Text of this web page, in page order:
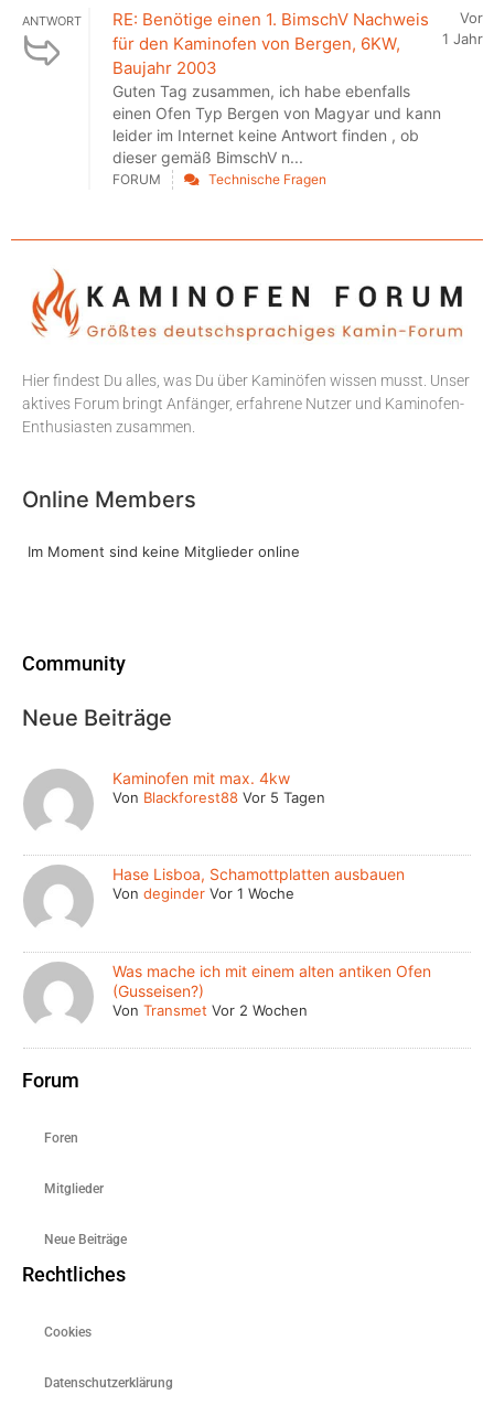
ANTWORT
RE: Benötige einen 1. BimschV Nachweis
für den Kaminofen von Bergen, 6KW,
Baujahr 2003
Guten Tag zusammen, ich habe ebenfalls
einen Ofen Typ Bergen von Magyar und kann
leider im Internet keine Antwort finden , ob
dieser gemäß BimschV n...
Vor
1 Jahr
FORUM Technische Fragen
Hier findest Du alles, was Du über Kaminöfen wissen musst. Unser
aktives Forum bringt Anfänger, erfahrene Nutzer und Kaminofen-
Enthusiasten zusammen.
Online Members
Im Moment sind keine Mitglieder online
Community
Neue Beiträge
Kaminofen mit max. 4kw
Von Blackforest88 Vor 5 Tagen
Hase Lisboa, Schamottplatten ausbauen
Vondeginder Vor 1 Woche
Was mache ich mit einem alten antiken Ofen
(Gusseisen?)
VonTransmet Vor 2 Wochen
Forum
Foren
Mitglieder
Neue Beiträge
Rechtliches
Cookies
Datenschutzerklärung